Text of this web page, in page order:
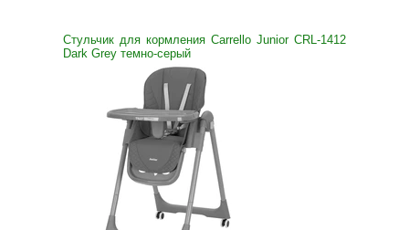
Стульчик для кормления Carrello Junior CRL-1412
Dark Grey темно-серый